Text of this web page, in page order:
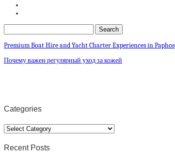
Premium Boat Hire and Yacht Charter Experiences in Paphos
Почему важен регулярный уход за кожей
Categories
Categories
Recent Posts